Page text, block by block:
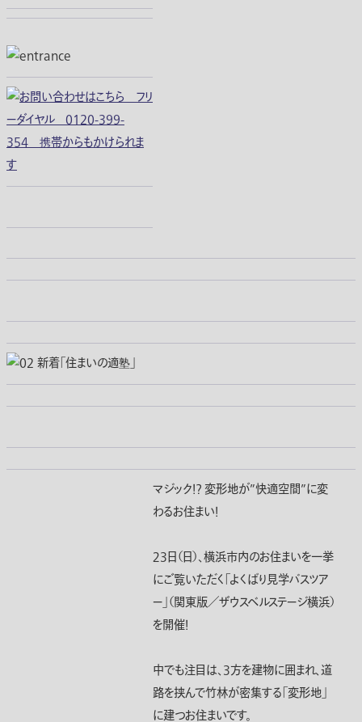
マジック！？ 変形地が”快適空間”に変
わるお住まい！
２３日（日）、横浜市内のお住まいを一挙
にご覧いただく「よくばり見学バスツア
ー」（関東版／ザウスベルステージ横浜）
を開催！
中でも注目は、３方を建物に囲まれ、道
路を挟んで竹林が密集する「変形地」
に建つお住まいです。